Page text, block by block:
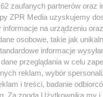
dalej rozpowszechniany w
lub mechaniczny) na
formie, włącznie z
zgody właściciela praw.
w całości lub w części z
zgody, jest zabronione pod
zaufanych partnerów oraz
ZPR Media uzyskujemy
informacje na urządzeniu oraz
osobowe, takie jak
informacje
przeglądania w celu
reklam, wybór
i treści, badanie
Za zgodą Użytkownika my i